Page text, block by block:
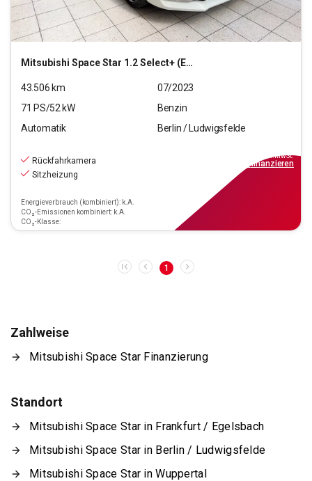
Mitsubishi Space Star 1.2 Select+ (EURO 6d)
43.506 km
07/2023
71 PS/52kW
Benzin
Automatik
Berlin / Ludwigsfelde
Rückfahrkamera
Sitzheizung
Energieverbrauch (kombiniert): k.A.
CO₂-Emissionen kombiniert: k.A.
CO₂-Klasse:
inkl.MwSt.
finanzieren
1
Zahlweise
Mitsubishi Space Star Finanzierung
Standort
Mitsubishi Space Star in Frankfurt / Egelsbach
Mitsubishi Space Star in Berlin / Ludwigsfelde
Mitsubishi Space Star in Wuppertal